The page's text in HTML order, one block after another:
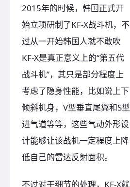
2015年的时候，韩国正式开
始立项研制了KF-X战斗机，不
过从一开始韩国人就不敢吹
KF-X是真正意义上的“第五代
战斗机”，其只是部分程度上
考虑了隐身性能，比如说上下
倾斜机身，V型垂直尾翼和S型
进气道等等，这些气动外形设
计能够让该战机一定程度上降
低自己的雷达反射面积。
不过对于细节的处理，KF-X就